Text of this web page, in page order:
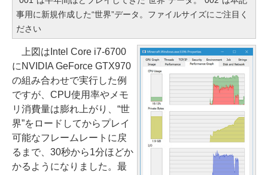
事用に新規作成した“世界”データ。ファイルサイズにご注目く
ださい
上図はIntel Core i7-6700
にNVIDIA GeForce GTX970
の組み合わせで実行した例
ですが、CPU使用率やメモ
リ消費量は膨れ上がり、“世
界”をロードしてからプレイ
可能なフレームレートに戻
るまで、30秒から1分ほどか
かるようになりました。最